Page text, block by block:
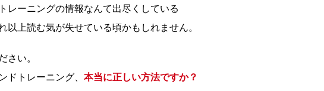
レーニングの情報なんて出尽くしている
以上読む気が失せている頃かもしれません。
さい。
ドトレーニング、 本当に正しい方法ですか？